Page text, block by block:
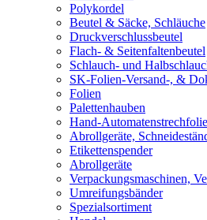
Polykordel
Beutel & Säcke, Schläuche
Druckverschlussbeutel
Flach- & Seitenfaltenbeutel
Schlauch- und
SK-Folien-Versand-, &
Folien
Palettenhauben
Hand-
Abrollgeräte,
Etikettenspender
Abrollgeräte
Verpackungsmaschinen,
Umreifungsbänder
Spezialsortiment